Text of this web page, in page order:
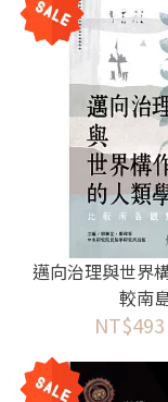
邁向治理與世界
較南
NT$493